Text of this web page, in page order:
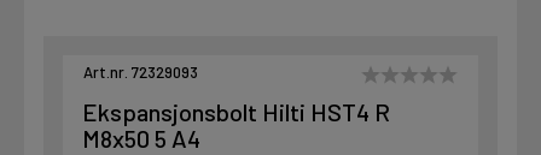
Art.nr. 72329093
Ekspansjonsbolt Hilti HST4 R
M8x50 5 A4